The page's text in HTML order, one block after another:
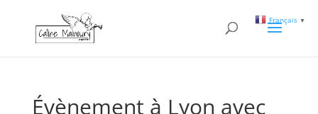
Évènement à Lyon avec
Français ▼